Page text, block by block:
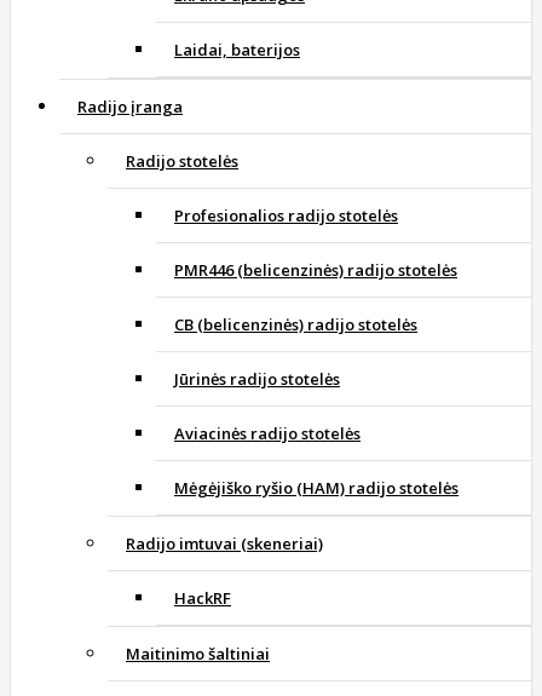
Laidai, baterijos
Radijo įranga
Radijo stotelės
Profesionalios radijo stotelės
PMR446 (belicenzinės) radijo stotelės
CB (belicenzinės) radijo stotelės
Jūrinės radijo stotelės
Aviacinės radijo stotelės
Mėgėjiško ryšio (HAM) radijo stotelės
Radijo imtuvai (skeneriai)
HackRF
Maitinimo šaltiniai